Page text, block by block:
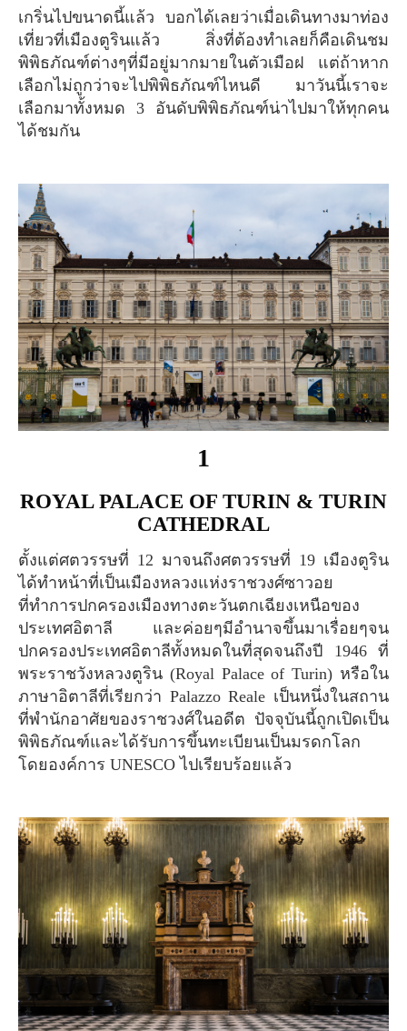
เกริ่นไปขนาดนี้แล้ว บอกได้เลยว่าเมื่อเดินทางมาท่อง
เที่ยวที่เมืองตูรินแล้ว สิ่งที่ต้องทำเลยก็คือเดินชม
พิพิธภัณฑ์ต่างๆที่มีอยู่มากมายในตัวเมือฝ แต่ถ้าหาก
เลือกไม่ถูกว่าจะไปพิพิธภัณฑ์ไหนดี มาวันนี้เราจะ
เลือกมาทั้งหมด 3 อันดับพิพิธภัณฑ์น่าไปมาให้ทุกคน
ได้ชมกัน
1
ROYAL PALACE OF TURIN & TURIN
CATHEDRAL
ตั้งแต่ศตวรรษที่ 12 มาจนถึงศตวรรษที่ 19 เมืองตูริน
ได้ทำหน้าที่เป็นเมืองหลวงแห่งราชวงศ์ซาวอย
ที่ทำการปกครองเมืองทางตะวันตกเฉียงเหนือของ
ประเทศอิตาลี และค่อยๆมีอำนาจขึ้นมาเรื่อยๆจน
ปกครองประเทศอิตาลีทั้งหมดในที่สุดจนถึงปี 1946 ที่
พระราชวังหลวงตูริน (Royal Palace of Turin) หรือใน
ภาษาอิตาลีที่เรียกว่า Palazzo Reale เป็นหนึ่งในสถาน
ที่พำนักอาศัยของราชวงศ์ในอดีต ปัจจุบันนี้ถูกเปิดเป็น
พิพิธภัณฑ์และได้รับการขึ้นทะเบียนเป็นมรดกโลก
โดยองค์การ UNESCO ไปเรียบร้อยแล้ว